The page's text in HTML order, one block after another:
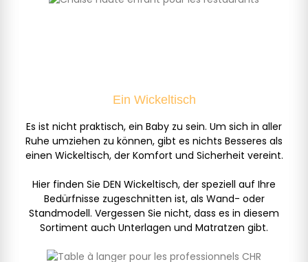
Ein Wickeltisch
Es ist nicht praktisch, ein Baby zu sein. Um sich in aller
Ruhe umziehen zu können, gibt es nichts Besseres als
einen Wickeltisch, der Komfort und Sicherheit vereint.
Hier finden Sie DEN Wickeltisch, der speziell auf Ihre
Bedürfnisse zugeschnitten ist, als Wand- oder
Standmodell. Vergessen Sie nicht, dass es in diesem
Sortiment auch Unterlagen und Matratzen gibt.